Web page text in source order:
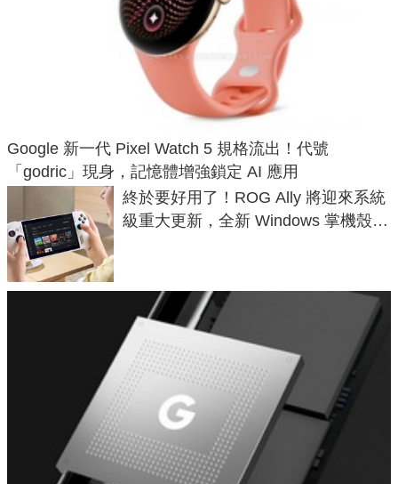
Google 新一代 Pixel Watch 5 規格流出！代號
「godric」現身，記憶體增強鎖定 AI 應用
終於要好用了！ROG Ally 將迎來系統
級重大更新，全新 Windows 掌機殼模